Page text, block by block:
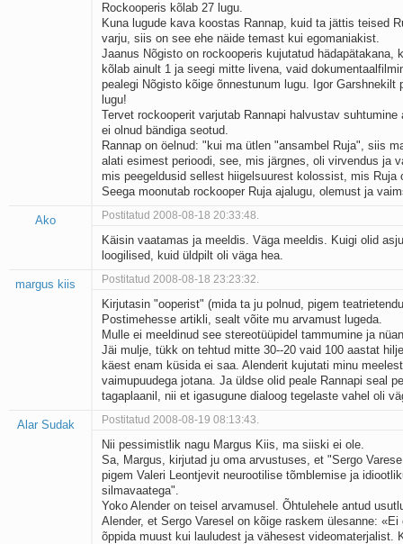
Elupõline kaja
Omaette
Perekondlik
Kassimäng
Läänemere lained
Üle müüri
Valgusemaastikud
Kaks pihtimust
Ahtumine
Braueri lint
Rockooperis kõlab 27 lugu.
Kuna lugude kava koostas Rannap, kuid ta jättis teised
varju, siis on see ehe näide temast kui egomaniakist.
Jaanus Nõgisto on rockooperis kujutatud hädapätakana,
kõlab ainult 1 ja seegi mitte livena, vaid
pealegi Nõgisto kõige õnnestunum lugu. Igor Garshnekilt
lugu!
Tervet rockooperit varjutab Rannapi halvustav suhtumine
ei olnud bändiga seotud.
Rannap on öelnud: "kui ma ütlen "ansambel Ruja", siis
alati esimest perioodi, see, mis järgnes, oli virvendus ja
mis peegeldusid sellest hiigelsuurest kolossist, mis Ruja
Seega moonutab rockooper Ruja ajalugu, olemust ja
Ako Postitatud 2008-08-18 20:33:48.
Käisin vaatamas ja meeldis. Väga meeldis. Kuigi olid
loogilised, kuid üldpilt oli väga hea.
margus kiis Postitatud 2008-08-18 23:23:32.
Kirjutasin "ooperist" (mida ta ju polnud, pigem
Postimehesse artikli, sealt võite mu arvamust lugeda.
Mulle ei meeldinud see stereotüüpidel tammumine ja
Jäi mulje, tükk on tehtud mitte 30--20 vaid 100 aastat
käest enam küsida ei saa. Alenderit kujutati minu
vaimupuudega jotana. Ja üldse olid peale Rannapi seal
tagaplaanil, nii et igasugune dialoog tegelaste vahel oli
Alar Sudak Postitatud 2008-08-19 08:13:43.
Nii pessimistlik nagu Margus Kiis, ma siiski ei ole.
Sa, Margus, kirjutad ju oma arvustuses, et "Sergo
pigem Valeri Leontjevit neurootilise tõmblemise ja
silmavaatega".
Yoko Alender on teisel arvamusel. Õhtulehele antud
Alender, et Sergo Varesel on kõige raskem ülesanne: «Ei
õppida muust kui lauludest ja vähesest videomaterjalist.